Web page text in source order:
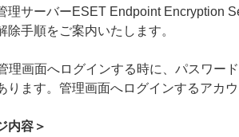
理サーバーESET Endpoint Encryption
除手順をご案内いたします。
理画面へログインする時に、パスワー
ります。管理画面へログインするアカ
内容＞